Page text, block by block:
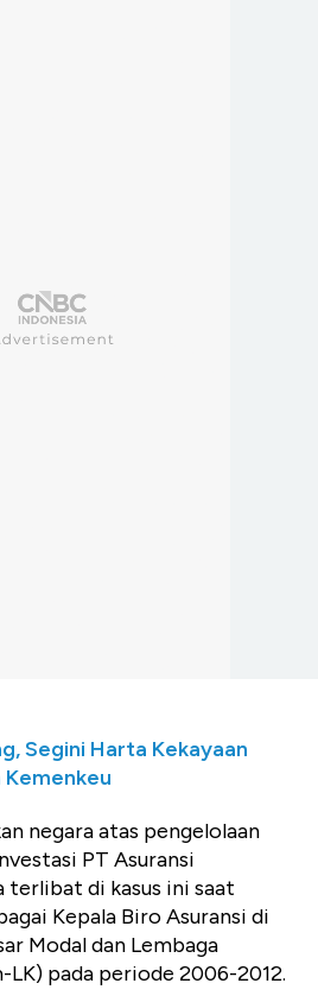
Segini Harta Kekayaan
negara atas pengelolaan
PT Asuransi
terlibat di kasus ini saat
Kepala Biro Asuransi di
Modal dan Lembaga
LK) pada periode 2006-2012.